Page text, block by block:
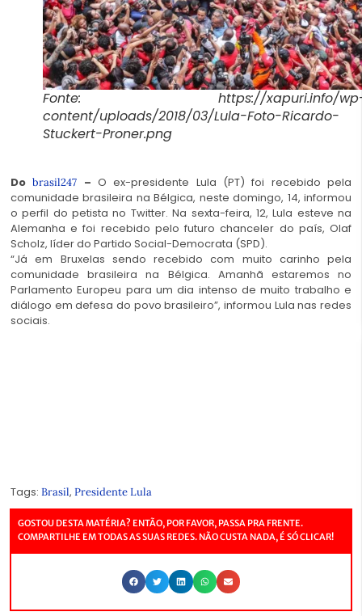
Fonte: https://xapuri.info/
content/uploads/2018/03/Lula-Foto-Ricardo-
Stuckert-Proner.png
Dobrasil247 –O ex-presidente Lula (PT) foi recebido pela
comunidade brasileira na Bélgica, neste domingo, 14, informou
o perfil do petista no Twitter. Na sexta-feira, 12, Lula esteve na
Alemanha e foi recebido pelo futuro chanceler do país, Olaf
Scholz, líder do Partido Social-Democrata (SPD).
“Já em Bruxelas sendo recebido com muito carinho pela
comunidade brasileira na Bélgica. Amanhã estaremos no
Parlamento Europeu para um dia intenso de muito trabalho e
diálogo em defesa do povo brasileiro”, informou Lula nas redes
sociais.
Tags: Brasil, Presidente Lula
GOSTOU DESTA MATÉRIA? ENTÃO, POR FAVOR, PASSA PRA FRENTE.
COMPARTILHE EM TODAS AS SUAS REDES. NÃO CUSTA NADA, É SÓ CLICAR!